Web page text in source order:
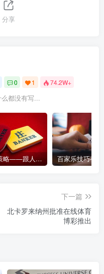
分享
0 1 74.2W+
都没有写...
百家乐策略——跟人胜过跟路
下一篇
北卡罗来纳州批准在线体育
博彩推出